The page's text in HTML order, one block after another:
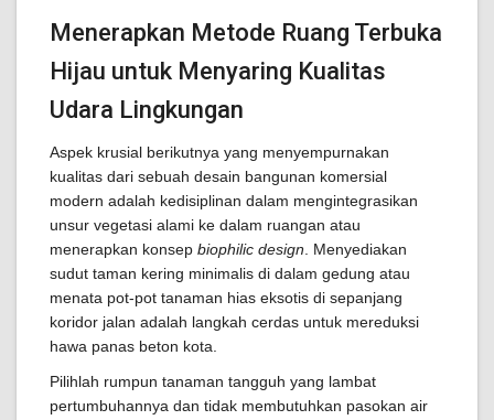
Menerapkan Metode Ruang Terbuka
Hijau untuk Menyaring Kualitas
Udara Lingkungan
Aspek krusial berikutnya yang menyempurnakan
kualitas dari sebuah desain bangunan komersial
modern adalah kedisiplinan dalam mengintegrasikan
unsur vegetasi alami ke dalam ruangan atau
menerapkan konsep biophilic design . Menyediakan
sudut taman kering minimalis di dalam gedung atau
menata pot-pot tanaman hias eksotis di sepanjang
koridor jalan adalah langkah cerdas untuk mereduksi
hawa panas beton kota.
Pilihlah rumpun tanaman tangguh yang lambat
pertumbuhannya dan tidak membutuhkan pasokan air